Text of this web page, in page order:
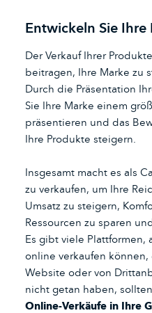
Entwickeln Sie Ihre
Der Verkauf Ihrer
beitragen, Ihre Marke zu
Durch die Präsentation
Sie Ihre Marke einem
präsentieren und das
Ihre Produkte steigern.
Insgesamt macht es als
zu verkaufen, um Ihre
Umsatz zu steigern,
Ressourcen zu sparen
Es gibt viele Plattformen,
online verkaufen
Website oder von
nicht getan haben,
Online-Verkäufe in Ihre